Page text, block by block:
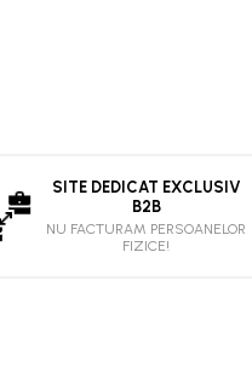
SITE DEDICAT EXCLUSIV
B2B
NU FACTURAM PERSOANELOR
FIZICE!